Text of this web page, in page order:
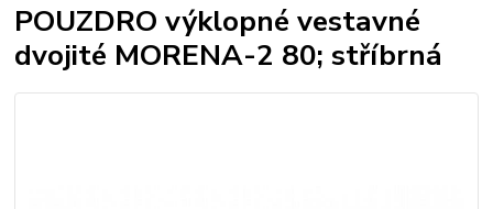
POUZDRO výklopné vestavné
dvojité MORENA-2 80; stříbrná